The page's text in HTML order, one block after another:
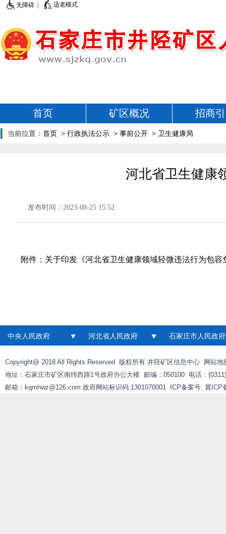
无障碍 | 适老模式
首页 矿区概况 招商
当前位置： 首页 > 行政执法公示 > 事前公开 > 卫生健康局
河北省卫生健康
发布时间：2023-08-25 15:52
附件： 关于印发《河北省卫生健康领域轻微违法行为包容